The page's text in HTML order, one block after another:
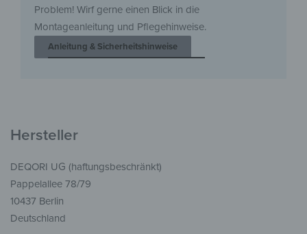
Problem! Wirf gerne einen Blick in die
Montageanleitung und Pflegehinweise.
Anleitung & Sicherheitshinweise
Hersteller
DEQORI UG (haftungsbeschränkt)
Pappelallee 78/79
10437 Berlin
Deutschland